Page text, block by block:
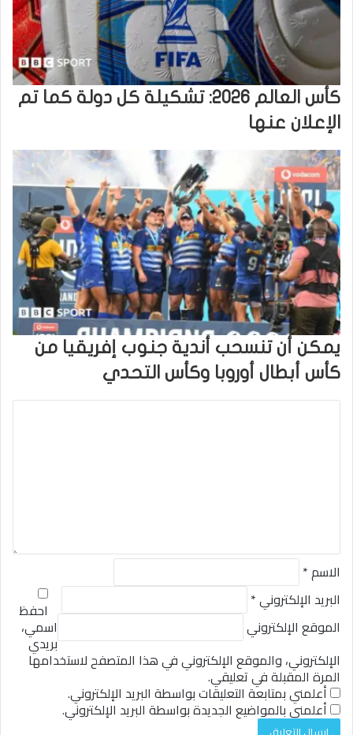
كأس العالم 2026: تشكيلة كل دولة كما تم
الإعلان عنها
يمكن أن تنسحب أندية جنوب إفريقيا من
كأس أبطال أوروبا وكأس التحدي
ا
الاسم*
البريد الإلكتروني*
الموقع الإلكتروني
احفظ
اسمي،
بريدي
الإلكتروني، والموقع الإلكتروني في هذا المتصفح لاستخدامها
المرة المقبلة في تعليقي.
أعلمني بمتابعة التعليقات بواسطة البريد الإلكتروني.
أعلمني بالمواضيع الجديدة بواسطة البريد الإلكتروني.